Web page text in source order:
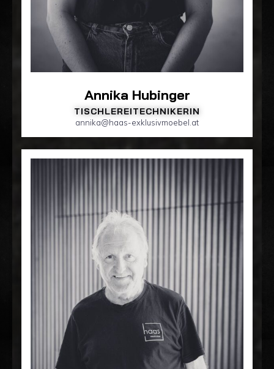
Annika Hubinger
TISCHLEREITECHNIKERIN
annika@haas-exklusivmoebel.at